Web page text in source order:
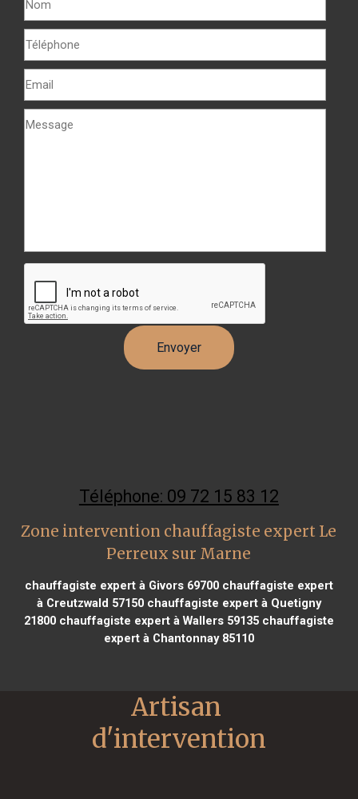
Téléphone: 09 72 15 83 12
Zone intervention chauffagiste expert Le
Perreux sur Marne
chauffagiste expert à Givors 69700chauffagiste expert
à Creutzwald 57150chauffagiste expert à Quetigny
21800chauffagiste expert à Wallers 59135chauffagiste
expert à Chantonnay 85110
Artisan
d'intervention